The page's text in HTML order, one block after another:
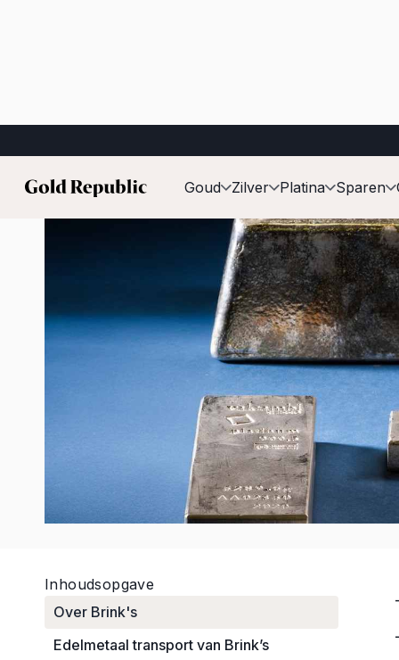
Goud Zilver Platina Sparen
Gepubliceerd op:6 juli 2026
Inhoudsopgave
Over Brink's
Edelmetaal transport van Brink’s